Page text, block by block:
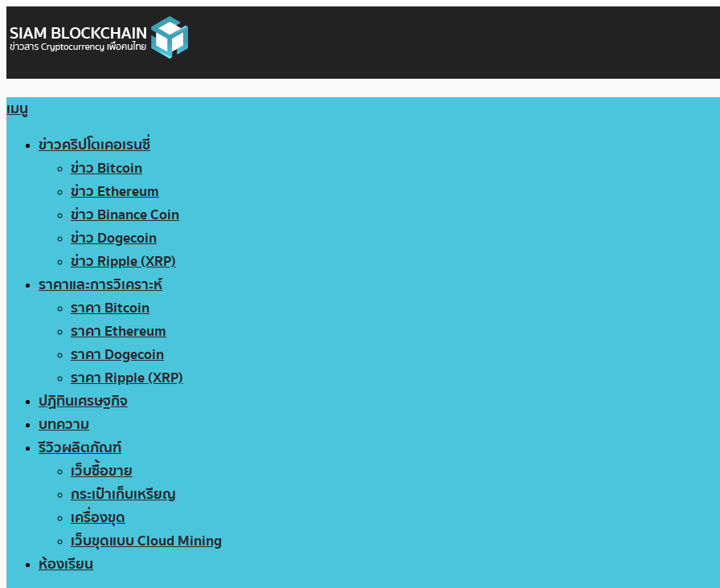
เมนู
ข่าวคริปโตเคอเรนซี่
ข่าว Bitcoin
ข่าว Ethereum
ข่าว Binance Coin
ข่าว Dogecoin
ข่าว Ripple (XRP)
ราคาและการวิเคราะห์
ราคา Bitcoin
ราคา Ethereum
ราคา Dogecoin
ราคา Ripple (XRP)
ปฏิทินเศรษฐกิจ
บทความ
รีวิวผลิตภัณฑ์
เว็บซื้อขาย
กระเป๋าเก็บเหรียญ
เครื่องขุด
เว็บขุดแบบ Cloud Mining
ห้องเรียน